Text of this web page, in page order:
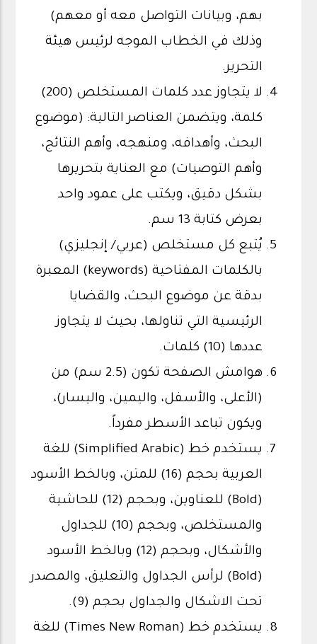
بهم، وبيانات التواصل معه أو معهم)
وذلك في الخطاب الموجه لرئيس هيئة
التحرير.
لا يتجاوز عدد كلمات المستخلص (200)
كلمة، ويتضمن العناصر التالية: (موضوع
البحث، وأهدافه، ومنهجه، وأهم النتائج،
وأهم التوصيات) مع العناية بتحريرها
بشكل دقيق، ويكتب على عمود واحد
بعرض كتابة 13 سم.
يُتبع كل مستخلص (عربي/ إنجليزي)
بالكلمات المفتاحية (keywords) المعبرة
بدقة عن موضوع البحث، والقضايا
الرئيسية التي تناولها، بحيث لا يتجاوز
عددها (10) كلمات.
هوامش الصفحة تكون (2.5 سم) من
(الأعلى، والأسفل، واليمين، واليسار)،
ويكون تباعد الأسطر مفرداً.
يستخدم خط (Simplified Arabic) للغة
العربية بحجم (16) للمتن، وبالخط الأسود
(Bold) للعناوين، وبحجم (12) للحاشية
والمستخلص، وبحجم (10) للجداول
والأشكال، وبحجم (12) وبالخط الأسود
(Bold) لرأس الجداول والتعليق، والمصدر
تحت الاشكال والجداول بحجم (9).
يستخدم خط (Times New Roman) للغة